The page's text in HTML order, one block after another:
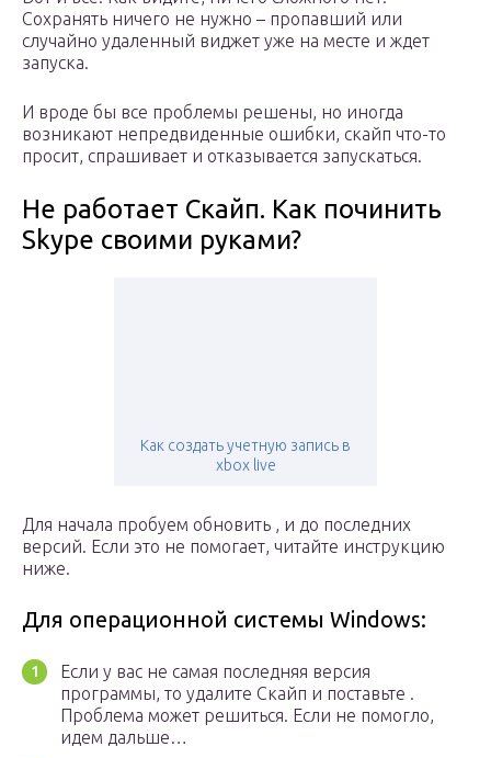
Сохранять ничего не нужно – пропавший или
случайно удаленный виджет уже на месте и ждет
запуска.
И вроде бы все проблемы решены, но иногда
возникают непредвиденные ошибки, скайп что-то
просит, спрашивает и отказывается запускаться.
Не работает Скайп. Как починить
Skype своими руками?
Как создать учетную запись в
xbox live
Для начала пробуем обновить , и до последних
версий. Если это не помогает, читайте инструкцию
ниже.
Для операционной системы Windows:
Если у вас не самая последняя версия
программы, то удалите Скайп и поставьте .
Проблема может решиться. Если не помогло,
идем дальше…